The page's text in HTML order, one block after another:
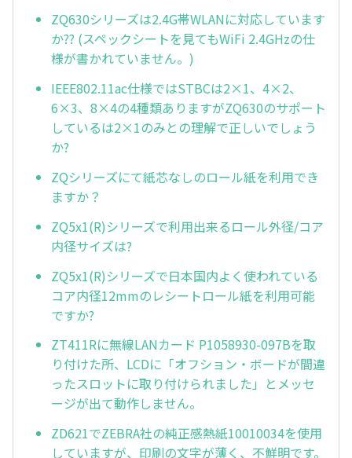
ZQ630シリーズは2.4G帯WLANに対応しています
か?? (スペックシートを見てもWiFi 2.4GHzの仕
様が書かれていません。)
IEEE802.11ac仕様ではSTBCは2×1、4×2、
6×3、8×4の4種類ありますがZQ630のサポート
しているは2×1のみとの理解で正しいでしょう
か?
ZQシリーズにて紙芯なしのロール紙を利用でき
ますか？
ZQ5x1(R)シリーズで利用出来るロール外径/コア
内径サイズは?
ZQ5x1(R)シリーズで日本国内よく使われている
コア内径12mmのレシートロール紙を利用可能
ですか?
ZT411Rに無線LANカード P1058930-097Bを取
り付けた所、LCDに「オフション・ボードが間違
ったスロットに取り付けられました」とメッセ
ージが出て動作しません。
ZD621でZEBRA社の純正感熱紙10010034を使用
していますが、印刷の文字が薄く、不鮮明です。